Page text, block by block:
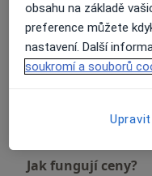
Detaily
Preventivní prohlídky
Detaily
Jak fungují ceny?
obsahu na základě
preference můžete
nastavení. Další
soukromí a souborů